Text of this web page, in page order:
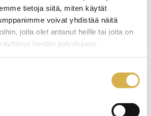
tietoja siitä, miten käytät
voivat yhdistää näitä
joita olet antanut heille tai joita on
heidän palvelujaan.
perustutkinto
ammattitutkinto